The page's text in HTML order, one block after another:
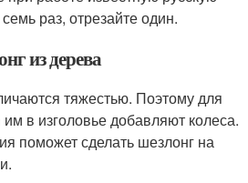
раз, отрезайте один.
из дерева
тяжестью. Поэтому для
в изголовье добавляют колеса.
поможет сделать шезлонг на